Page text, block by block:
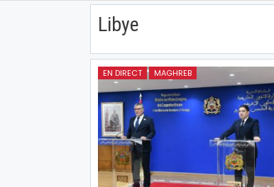
Libye
EN DIRECT MAGHREB